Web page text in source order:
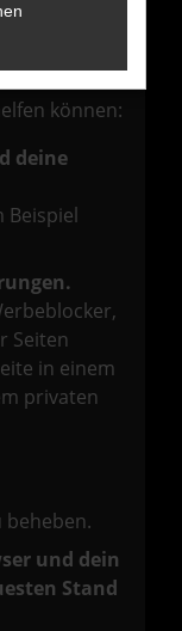
können:
deine
Beispiel
Seiten
in einem
privaten
und dein
Stand